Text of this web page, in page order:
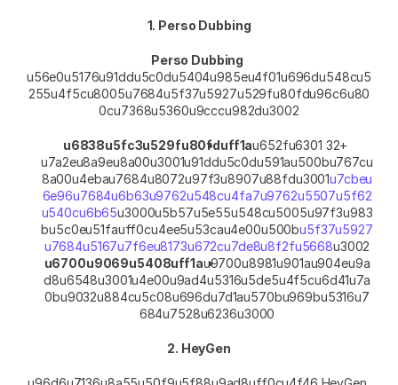
1. Perso Dubbing
Perso Dubbing
u56e0u5176u91ddu5c0du5404u985eu4f01u696du548cu5
255u4f5cu8005u7684u5f37u5927u529fu80fdu96c6u80
0cu7368u5360u9cccu982du3002
u6838u5fc3u529fu80fduff1au652fu6301 32+
u7a2eu8a9eu8a00u3001u91ddu5c0du591au500bu767cu
8a00u4ebau7684u8072u97f3u8907u88fdu3001u7cbeu
6e96u7684u6b63u9762u548cu4fa7u9762u5507u5f62
u540cu6b65u3000u5b57u5e55u548cu5005u97f3u983
bu5c0eu51fauff0cu4ee5u53cau4e00u500bu5f37u5927
u7684u5167u7f6eu8173u672cu7de8u8f2fu5668u3002
u6700u9069u5408uff1au9700u8981u901au904eu9a
d8u6548u3001u4e00u9ad4u5316u5de5u4f5cu6d41u7a
0bu9032u884cu5c08u696du7d1au570bu969bu5316u7
684u7528u6236u3000
2. HeyGen